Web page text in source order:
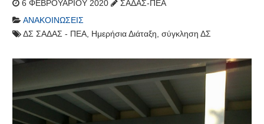
6 ΦΕΒΡΟΥΑΡΊΟΥ 2020
ΣΑΔΑΣ-ΠΕΑ
ΑΝΑΚΟΙΝΏΣΕΙΣ
ΔΣ ΣΑΔΑΣ - ΠΕΑ, Ημερήσια Διάταξη, σύγκληση ΔΣ